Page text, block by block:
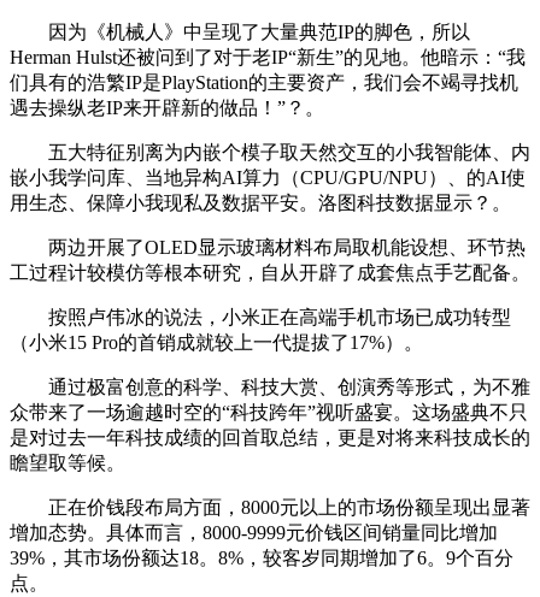
因为《机械人》中呈现了大量典范IP的脚色，所以
Herman Hulst还被问到了对于老IP“新生”的见地。他暗示：“我
们具有的浩繁IP是PlayStation的主要资产，我们会不竭寻找机
遇去操纵老IP来开辟新的做品！”？。
五大特征别离为内嵌个模子取天然交互的小我智能体、内
嵌小我学问库、当地异构AI算力（CPU/GPU/NPU）、的AI使
用生态、保障小我现私及数据平安。洛图科技数据显示？。
两边开展了OLED显示玻璃材料布局取机能设想、环节热
工过程计较模仿等根本研究，自从开辟了成套焦点手艺配备。
按照卢伟冰的说法，小米正在高端手机市场已成功转型
（小米15 Pro的首销成就较上一代提拔了17%）。
通过极富创意的科学、科技大赏、创演秀等形式，为不雅
众带来了一场逾越时空的“科技跨年”视听盛宴。这场盛典不只
是对过去一年科技成绩的回首取总结，更是对将来科技成长的
瞻望取等候。
正在价钱段布局方面，8000元以上的市场份额呈现出显著
增加态势。具体而言，8000-9999元价钱区间销量同比增加
39%，其市场份额达18。8%，较客岁同期增加了6。9个百分
点。